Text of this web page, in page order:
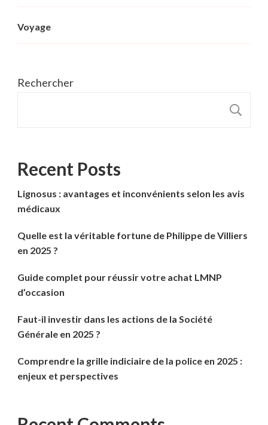
Voyage
Rechercher
Recent Posts
Lignosus : avantages et inconvénients selon les avis
médicaux
Quelle est la véritable fortune de Philippe de Villiers
en 2025 ?
Guide complet pour réussir votre achat LMNP
d’occasion
Faut-il investir dans les actions de la Société
Générale en 2025 ?
Comprendre la grille indiciaire de la police en 2025 :
enjeux et perspectives